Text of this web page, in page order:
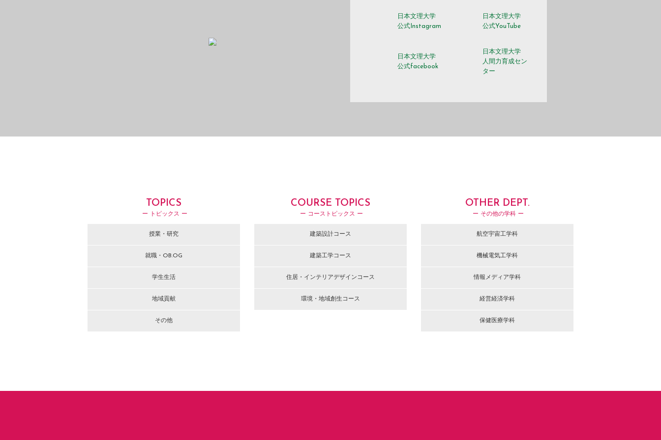
日本文理大学
公式Instagram
日本文理大学
公式YouTube
日本文理大学
公式facebook
日本文理大学
人間力育成セン
ター
TOPICS
ー トピックス ー
授業・研究
就職・OB.OG
学生生活
地域貢献
その他
COURSE TOPICS
ー コーストピックス ー
建築設計コース
建築工学コース
住居・インテリアデザインコース
環境・地域創生コース
OTHER DEPT.
ー その他の学科 ー
航空宇宙工学科
機械電気工学科
情報メディア学科
経営経済学科
保健医療学科